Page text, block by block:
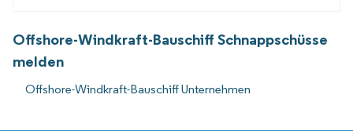
Offshore-Windkraft-Bauschiff Schnappschüsse
melden
Offshore-Windkraft-Bauschiff Unternehmen